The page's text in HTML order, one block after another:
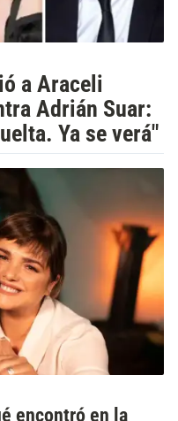
a Araceli
Adrián Suar:
Ya se verá"
encontró en la